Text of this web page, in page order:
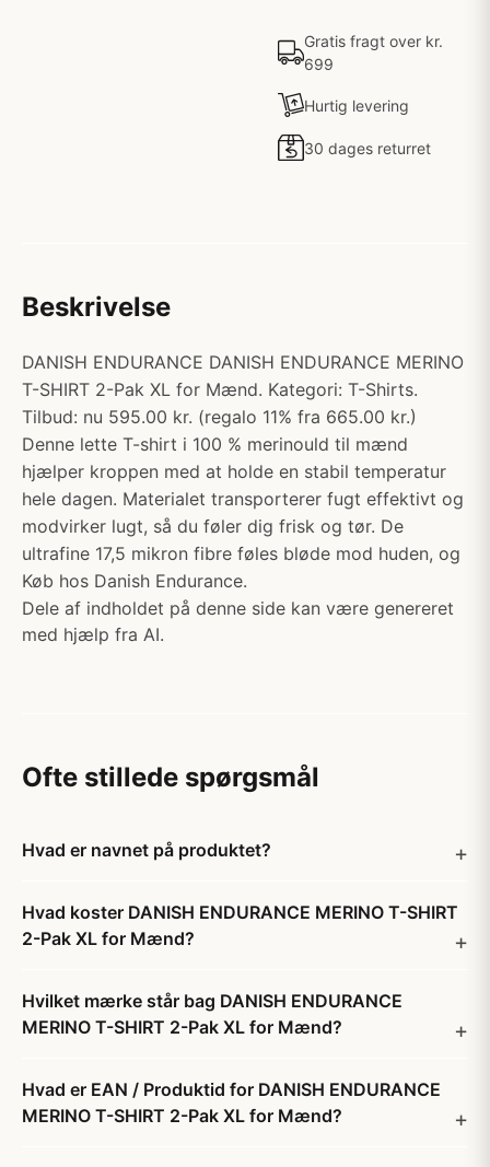
Gratis fragt over kr.
699
Hurtig levering
30 dages returret
Beskrivelse
DANISH ENDURANCE DANISH ENDURANCE MERINO
T-SHIRT 2-Pak XL for Mænd. Kategori: T-Shirts.
Tilbud: nu 595.00 kr. (regalo 11% fra 665.00 kr.)
Denne lette T-shirt i 100 % merinould til mænd
hjælper kroppen med at holde en stabil temperatur
hele dagen. Materialet transporterer fugt effektivt og
modvirker lugt, så du føler dig frisk og tør. De
ultrafine 17,5 mikron fibre føles bløde mod huden, og
Køb hos Danish Endurance.
Dele af indholdet på denne side kan være genereret
med hjælp fra AI.
Ofte stillede spørgsmål
Hvad er navnet på produktet?
Hvad koster DANISH ENDURANCE MERINO T-SHIRT
2-Pak XL for Mænd?
Hvilket mærke står bag DANISH ENDURANCE
MERINO T-SHIRT 2-Pak XL for Mænd?
Hvad er EAN / Produktid for DANISH ENDURANCE
MERINO T-SHIRT 2-Pak XL for Mænd?